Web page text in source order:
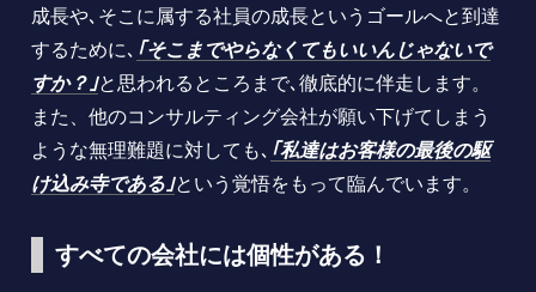
成長や､そこに属する社員の成長というゴールへと到達
するために､ ｢そこまでやらなくてもいいんじゃないで
すか？｣と思われるところまで､徹底的に伴走します。
また、他のコンサルティング会社が願い下げてしまう
ような無理難題に対しても､ ｢私達はお客様の最後の駆
け込み寺である｣という覚悟をもって臨んでいます。
すべての会社には個性がある！